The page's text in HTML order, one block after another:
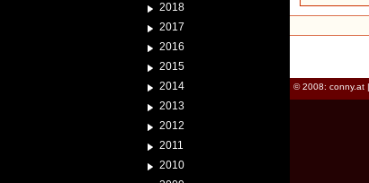
2018
2017
2016
2015
2014
2013
2012
2011
2010
© 2008: conny.at |